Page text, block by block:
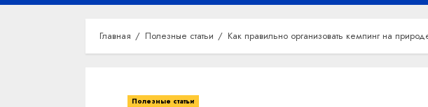
Главная Полезные статьи Как правильно организовать кемпинг на
Полезные статьи